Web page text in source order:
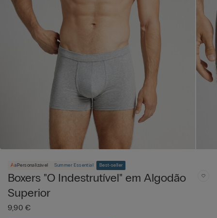
Personalizável Summer Essential Best-seller
Boxers "O Indestrutível" em Algodão
Superior
9,90 €